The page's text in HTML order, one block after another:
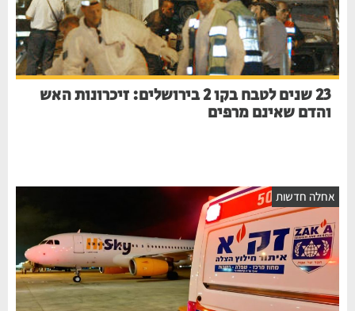
23 שנים לטבח בקו 2 בירושלים: זיכרונות האש
והדם שאינם מרפים
חדשות